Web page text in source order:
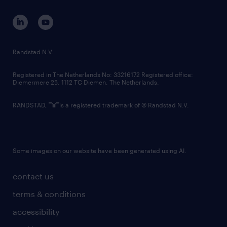
corporate governance
randstad innovation fund
country websites
contact us
terms & conditions
accessibility
Randstad N.V.
Registered in The Netherlands No: 33216172 Registered office:
Diemermere 25, 1112 TC Diemen, The Netherlands.
RANDSTAD, is a registered trademark of © Randstad N.V.
Some images on our website have been generated using AI.